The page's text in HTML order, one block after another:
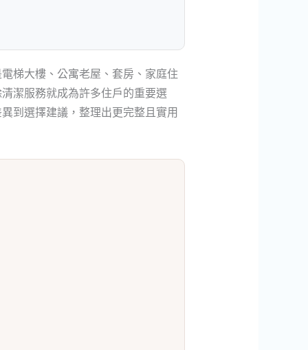
梯大樓、公寓老屋、套房、家庭住
潔服務就成為許多住戶的重要選
到選擇建議，整理出更完整且實用